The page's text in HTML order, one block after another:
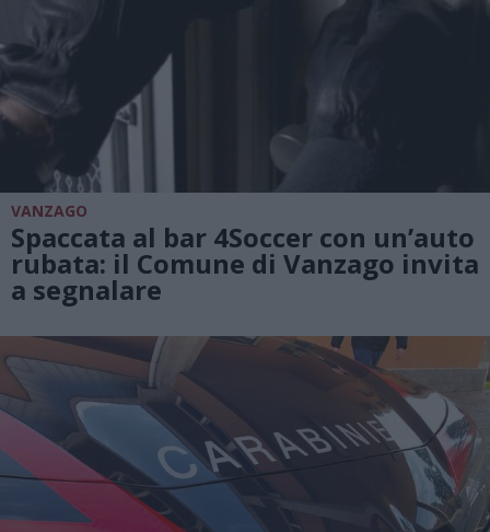
VANZAGO
Spaccata al bar 4Soccer con un’auto
rubata: il Comune di Vanzago invita
a segnalare